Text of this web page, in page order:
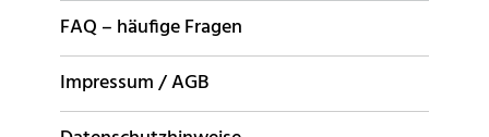
FAQ – häufige Fragen
Impressum / AGB